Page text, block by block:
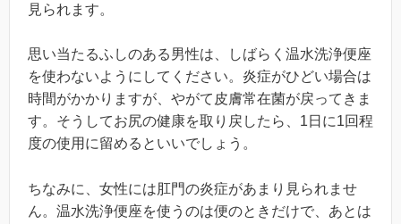
見られます。
思い当たるふしのある男性は、しばらく温水洗浄便座
を使わないようにしてください。炎症がひどい場合は
時間がかかりますが、やがて皮膚常在菌が戻ってきま
す。そうしてお尻の健康を取り戻したら、1日に1回程
度の使用に留めるといいでしょう。
ちなみに、女性には肛門の炎症があまり見られませ
ん。温水洗浄便座を使うのは便のときだけで、あとは